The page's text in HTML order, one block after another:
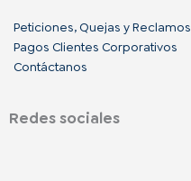
Peticiones, Quejas y Reclamos
Pagos Clientes Corporativos
Contáctanos
Redes sociales